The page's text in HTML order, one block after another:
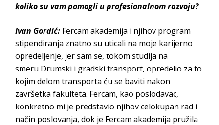
koliko su vam pomogli u profesionalnom razvoju?
Ivan Gordić: Fercam akademija i njihov program
stipendiranja znatno su uticali na moje karijerno
opredeljenje, jer sam se, tokom studija na
smeru Drumski i gradski transport, opredelio za to
kojim delom transporta ću se baviti nakon
završetka fakulteta. Fercam, kao poslodavac,
konkretno mi je predstavio njihov celokupan rad i
način poslovanja, dok je Fercam akademija pružila